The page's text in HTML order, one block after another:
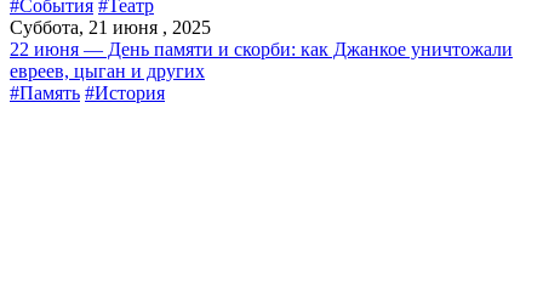
#События #Театр
Суббота, 21 июня , 2025
22 июня — День памяти и скорби: как Джанкое уничтожали
евреев, цыган и других
#Память #История